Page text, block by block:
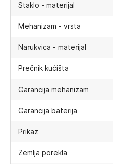
Staklo - materijal
Mehanizam - vrsta
Narukvica - materijal
Prečnik kućišta
Garancija mehanizam
Garancija baterija
Prikaz
Zemlja porekla